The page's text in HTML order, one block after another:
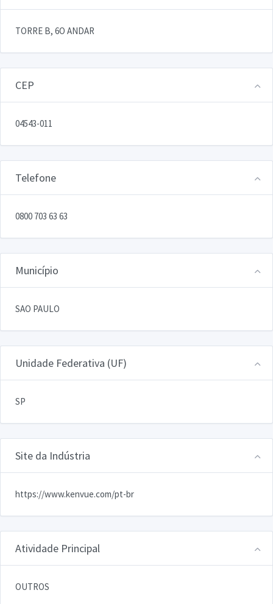
TORRE B, 6O ANDAR
CEP
04543-011
Telefone
0800 703 63 63
Município
SAO PAULO
Unidade Federativa (UF)
SP
Site da Indústria
https://www.kenvue.com/pt-br
Atividade Principal
OUTROS